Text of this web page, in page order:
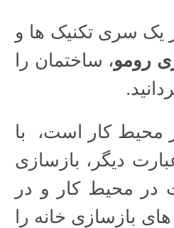
یک سری تکنیک ها و
رومو، ساختمان را
محیط کار است، با
دیگر، بازسازی
در محیط کار و در
بازسازی خانه را